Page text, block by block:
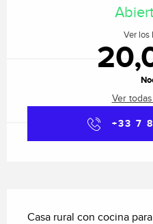
Ver los
Ver
+33 7
Casa rural con cocina